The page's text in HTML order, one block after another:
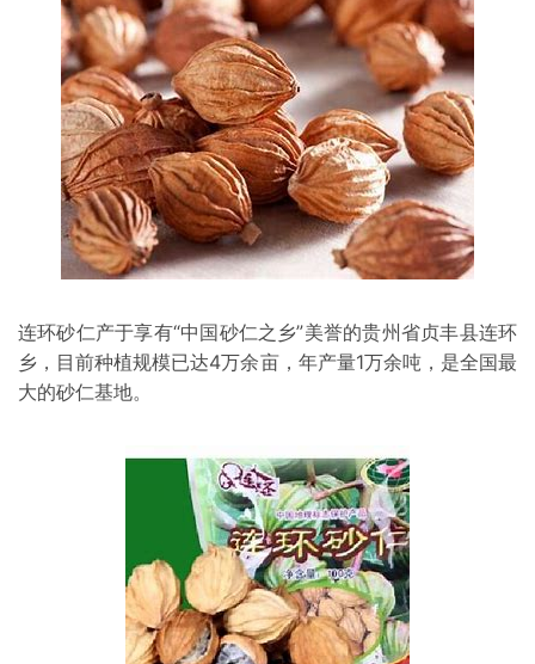
连环砂仁产于享有“中国砂仁之乡”美誉的贵州省贞丰县连环
乡，目前种植规模已达4万余亩，年产量1万余吨，是全国最
大的砂仁基地。